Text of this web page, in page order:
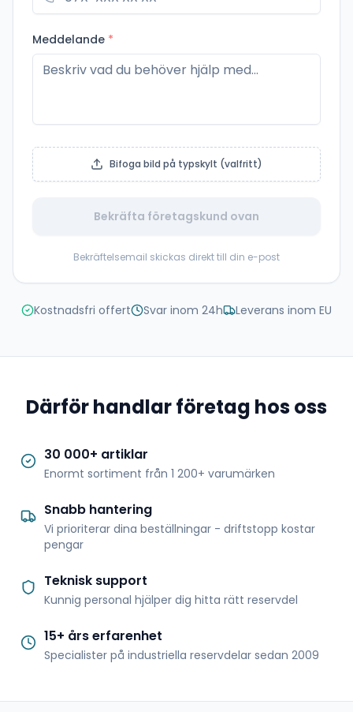
Meddelande *
Bifoga bild på typskylt (valfritt)
Bekräfta företagskund ovan
Bekräftelsemail skickas direkt till din e-post
Kostnadsfri offert Svar inom 24h Leverans inom EU
Därför handlar företag hos oss
30 000+ artiklar
Enormt sortiment från 1 200+ varumärken
Snabb hantering
Vi prioriterar dina beställningar - driftstopp kostar
pengar
Teknisk support
Kunnig personal hjälper dig hitta rätt reservdel
15+ års erfarenhet
Specialister på industriella reservdelar sedan 2009